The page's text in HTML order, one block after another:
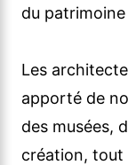
du patrimoine
Les
apporté de
des musées,
création, tout